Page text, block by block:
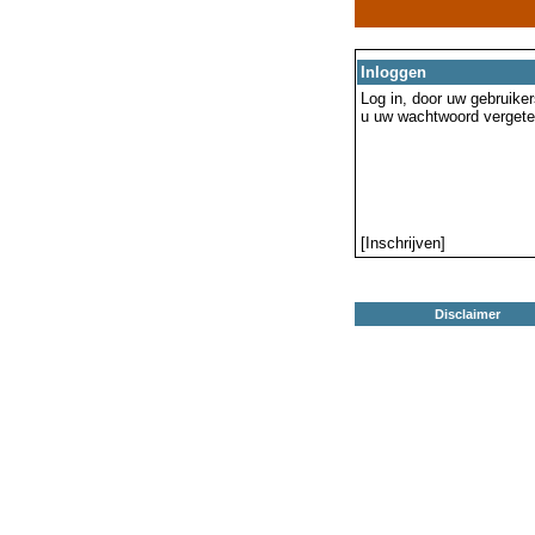
Inloggen
Log in, door uw
u uw wachtwoord
[Inschrijven]
Disclaimer